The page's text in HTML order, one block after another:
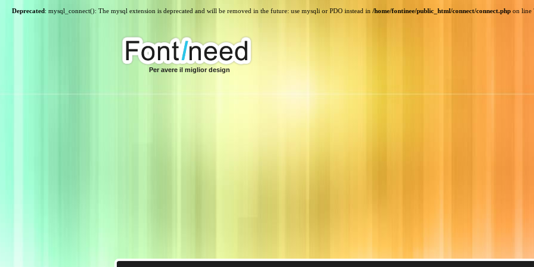
Deprecated: mysql_connect(): The mysql extension is deprecated and will be removed in the future: use mysqli or PDO instead in /home/fontinee/public_html/connect/connect.php on line
Per avere il miglior design